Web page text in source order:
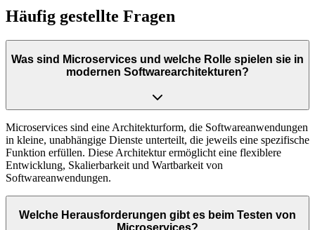
Häufig gestellte Fragen
Was sind Microservices und welche Rolle spielen sie in
modernen Softwarearchitekturen?
Microservices sind eine Architekturform, die Softwareanwendungen
in kleine, unabhängige Dienste unterteilt, die jeweils eine spezifische
Funktion erfüllen. Diese Architektur ermöglicht eine flexiblere
Entwicklung, Skalierbarkeit und Wartbarkeit von
Softwareanwendungen.
Welche Herausforderungen gibt es beim Testen von
Microservices?